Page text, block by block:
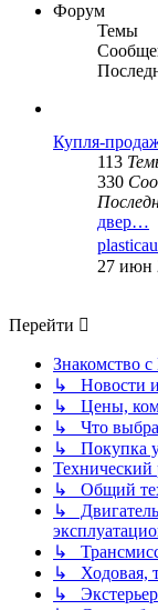
Форум
Темы
Купля-
113
330
двер…
27 июн
Перейти
Знакомство
↳ Новости
↳ Цены,
↳ Что
↳ Покупка у
Технический
↳ Общий
↳
↳
↳ Ходовая,
↳ Экстерьер